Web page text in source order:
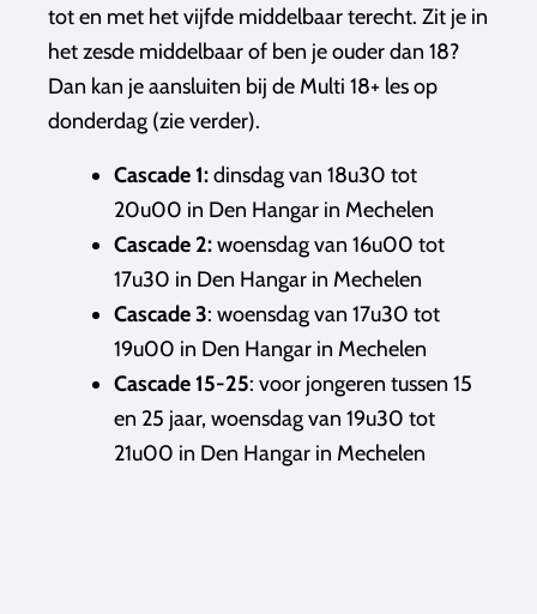
tot en met het vijfde middelbaar terecht. Zit je in
het zesde middelbaar of ben je ouder dan 18?
Dan kan je aansluiten bij de Multi 18+ les op
donderdag (zie verder).
Cascade 1:dinsdag van 18u30 tot
20u00 in Den Hangar in Mechelen
Cascade 2:woensdag van 16u00 tot
17u30 in Den Hangar in Mechelen
Cascade 3: woensdag van 17u30 tot
19u00 in Den Hangar in Mechelen
Cascade 15-25: voor jongeren tussen 15
en 25 jaar, woensdag van 19u30 tot
21u00 in Den Hangar in Mechelen